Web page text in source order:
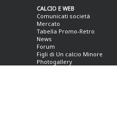
CALCIO E WEB
Comunicati società
Mercato
Tabella Promo-Retro
News
Forum
Figli di Un calcio Minore
Photogallery